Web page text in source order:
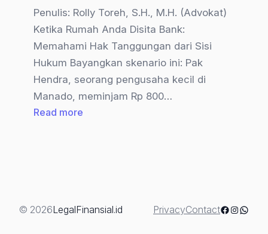
Penulis: Rolly Toreh, S.H., M.H. (Advokat)
Ketika Rumah Anda Disita Bank:
Memahami Hak Tanggungan dari Sisi
Hukum Bayangkan skenario ini: Pak
Hendra, seorang pengusaha kecil di
Manado, meminjam Rp 800…
Read more
Droit
© 2026LegalFinansial.id PrivacyContactFacebook